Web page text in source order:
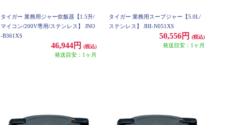
タイガー 業務用ジャー炊飯器【1.5升/
マイコン/200V専用/ステンレス】 JNO
-B361XS
46,944円 (税込)
発送目安：1ヶ月
タイガー 業務用スープジャー【5.0L/
ステンレス】 JHI-N051XS
50,556円 (税込)
発送目安：1ヶ月